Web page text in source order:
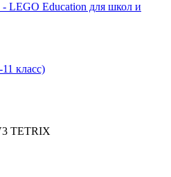
LEGO Education для школ и
класс)
TETRIX